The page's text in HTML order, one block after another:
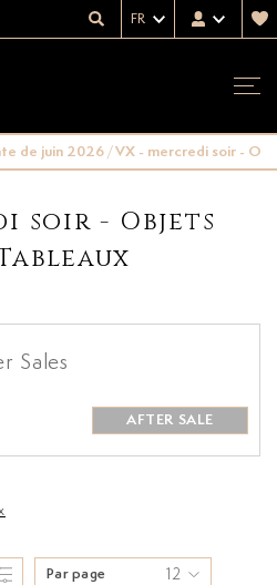
FR
de juin 2026/VX - mercredi soir -
soir - Objets
Sales
AFTER SALE
Par page 12